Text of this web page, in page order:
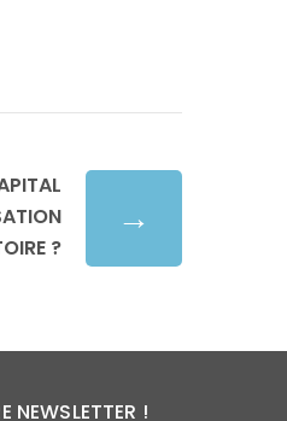
?
→
NEWSLETTER !